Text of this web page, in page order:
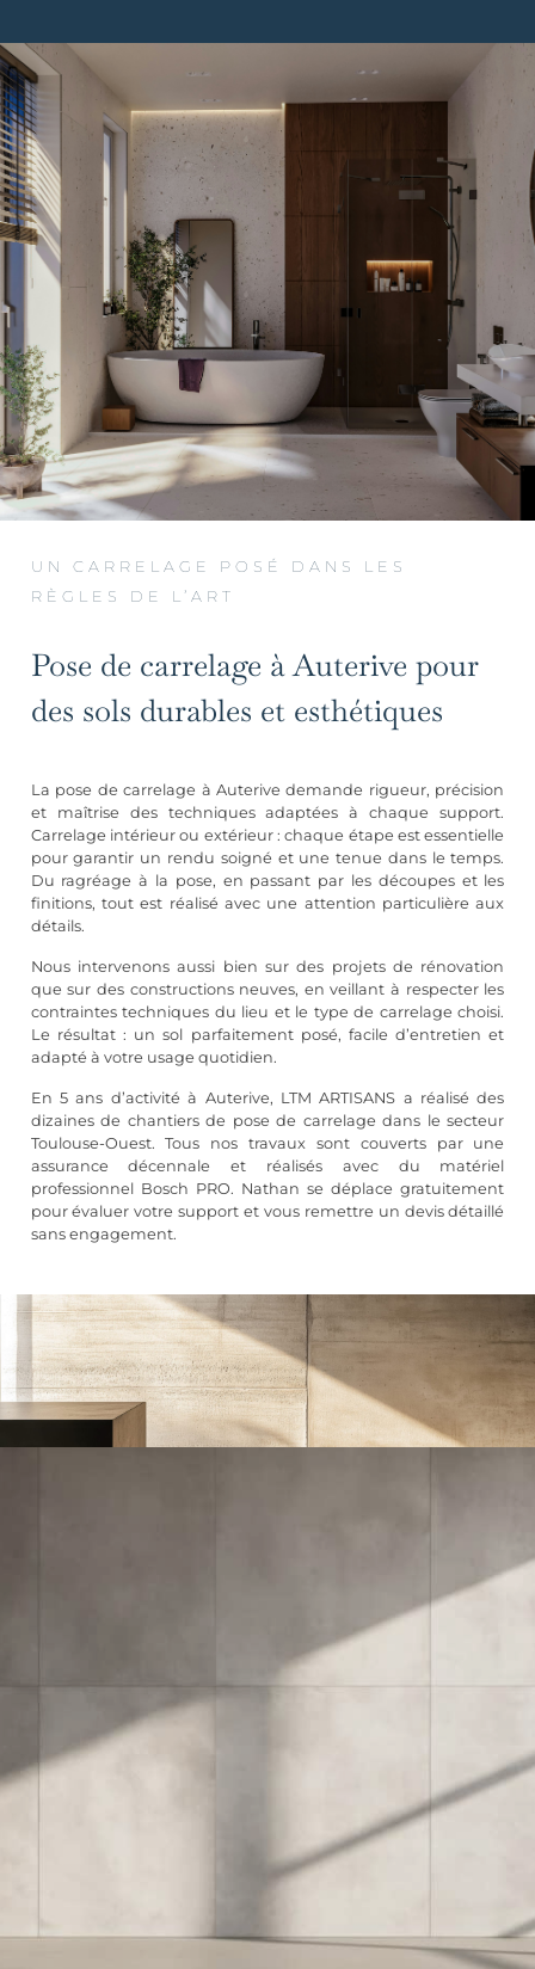
UN CARRELAGE POSÉ DANS LES
RÈGLES DE L’ART
Pose de carrelage à Auterive pour
des sols durables et esthétiques
La pose de carrelage à Auterive demande rigueur, précision
et maîtrise des techniques adaptées à chaque support.
Carrelage intérieur ou extérieur : chaque étape est essentielle
pour garantir un rendu soigné et une tenue dans le temps.
Du ragréage à la pose, en passant par les découpes et les
finitions, tout est réalisé avec une attention particulière aux
détails.
Nous intervenons aussi bien sur des projets de rénovation
que sur des constructions neuves, en veillant à respecter les
contraintes techniques du lieu et le type de carrelage choisi.
Le résultat : un sol parfaitement posé, facile d’entretien et
adapté à votre usage quotidien.
En 5 ans d’activité à Auterive, LTM ARTISANS a réalisé des
dizaines de chantiers de pose de carrelage dans le secteur
Toulouse-Ouest. Tous nos travaux sont couverts par une
assurance décennale et réalisés avec du matériel
professionnel Bosch PRO. Nathan se déplace gratuitement
pour évaluer votre support et vous remettre un devis détaillé
sans engagement.